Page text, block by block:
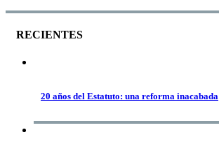
RECIENTES
20 años del Estatuto: una reforma inacabada